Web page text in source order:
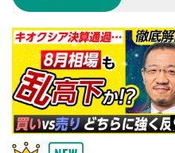
シークバー
再生位置を示しています
するとその位置から動画が
6
再生ボタン
動画が再生または一時停止
7
音量調整